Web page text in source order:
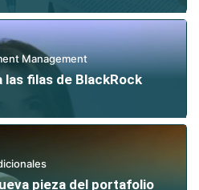
Management
las filas de BlackRock
pieza del portafolio